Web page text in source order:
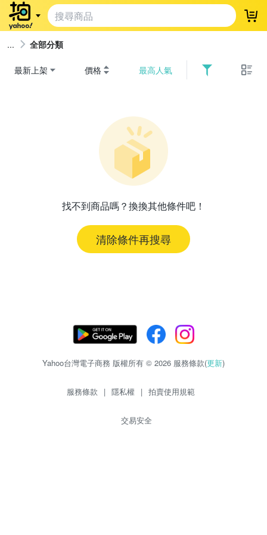
登
全部分類
最新上架 價格 最高人氣
找不到商品嗎？換換其他條件吧！
清除條件再搜尋
Yahoo台灣電子商務 版權所有 © 2026 服務條款(更新)
服務條款 | 隱私權 | 拍賣使用規範
交易安全